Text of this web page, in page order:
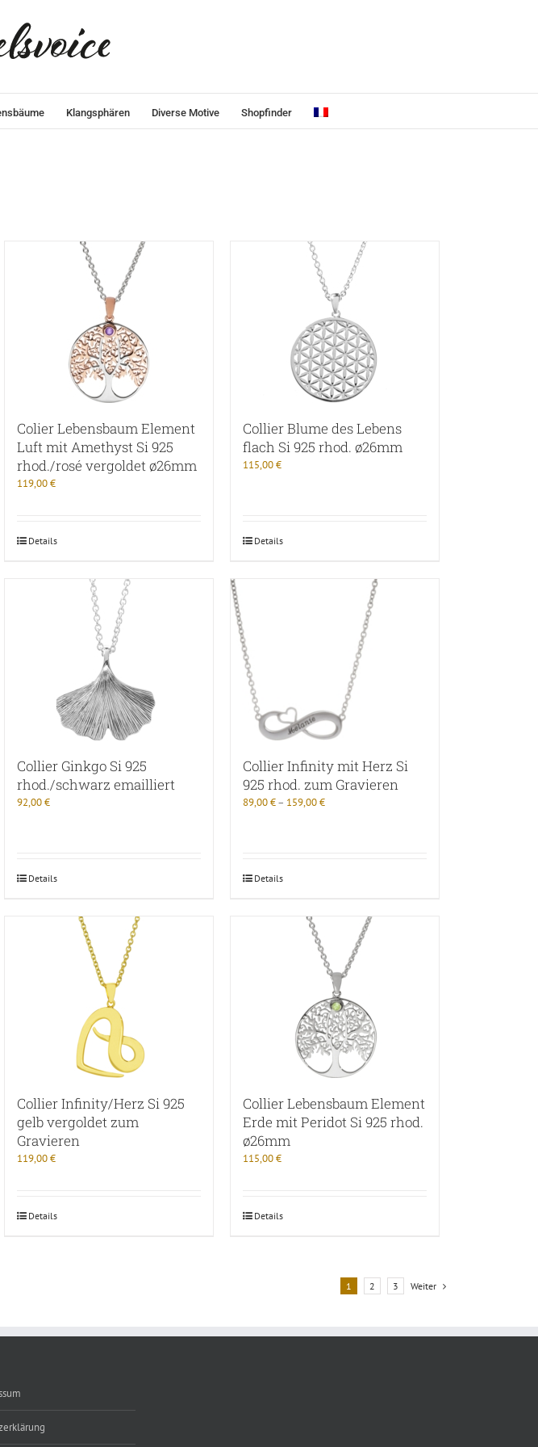
Klangsphären Diverse Motive Shopfinder
Colier Lebensbaum Element
Luft mit Amethyst Si 925
rhod./rosé vergoldet ø26mm
119,00€
Details
Collier Blume des Lebens
flach Si 925 rhod. ø26mm
115,00€
Details
Collier Ginkgo Si 925
rhod./schwarz emailliert
92,00€
Details
Collier Infinity mit Herz Si
925 rhod. zum Gravieren
89,00€– 159,00€
Details
Collier Infinity/Herz Si 925
gelb vergoldet zum
Gravieren
119,00€
Details
Collier Lebensbaum Element
Erde mit Peridot Si 925 rhod.
ø26mm
115,00€
Details
1 2 3 Weiter